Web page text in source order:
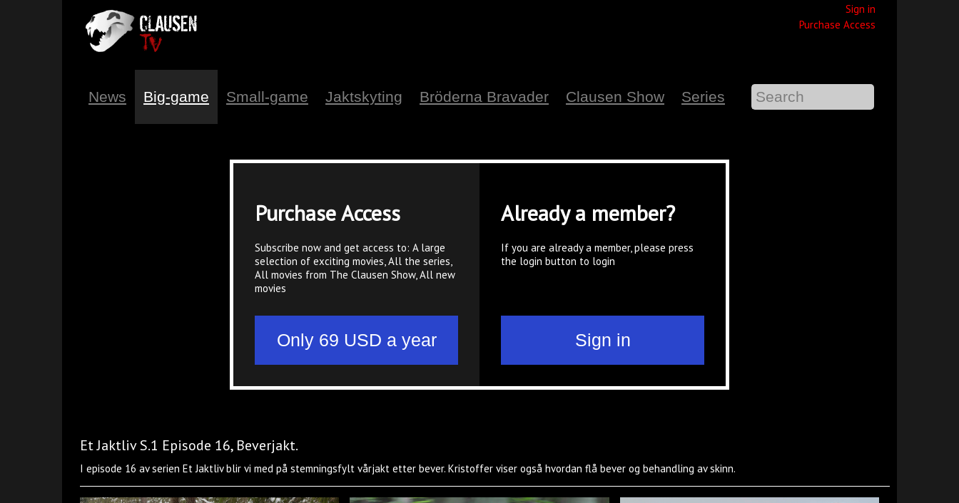
Sign in
Purchase Access
News Big-game Small-game Jaktskyting Bröderna Bravader Clausen Show Series
Purchase Access
Subscribe now and get access to: A large
selection of exciting movies, All the series,
All movies from The Clausen Show, All new
movies
Already a member?
If you are already a member, please press
the login button to login
Et Jaktliv S.1 Episode 16, Beverjakt.
I episode 16 av serien Et Jaktliv blir vi med på stemningsfylt vårjakt etter bever. Kristoffer viser også hvordan flå bever og behandling av skinn.